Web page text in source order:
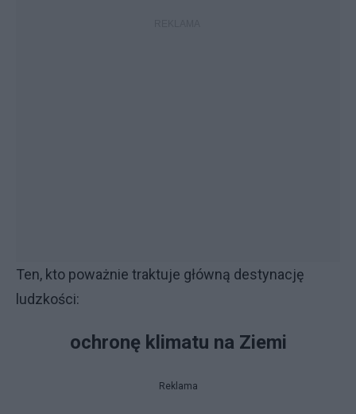
Ten, kto poważnie traktuje główną destynację
ludzkości:
ochronę klimatu na Ziemi
Reklama